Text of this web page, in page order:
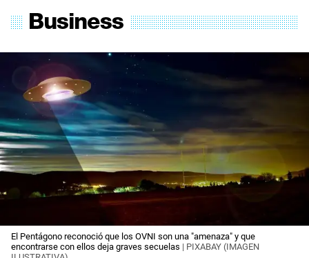
El Pentágono reconoció que los OVNI son una "amenaza" y que
encontrarse con ellos deja graves secuelas | PIXABAY (IMAGEN